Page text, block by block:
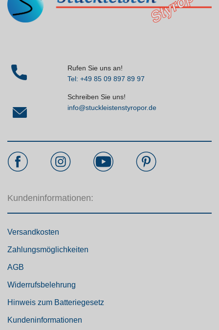
Rufen Sie uns an!
Tel: +49 85 09 897 89 97
Schreiben Sie uns!
info@stuckleistenstyropor.de
Kundeninformationen:
Versandkosten
Zahlungsmöglichkeiten
AGB
Widerrufsbelehrung
Hinweis zum Batteriegesetz
Kundeninformationen